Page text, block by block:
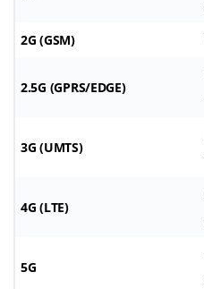
2G (GSM)
2.5G (GPRS/EDGE)
3G (UMTS)
4G (LTE)
5G